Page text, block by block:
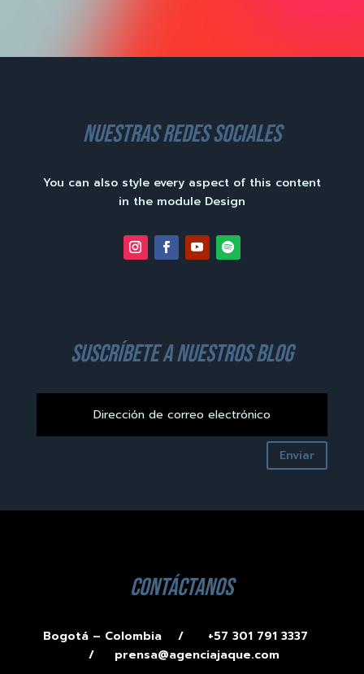
nuestras redes sociales
You can also style every aspect of this content
in the module Design
suscríbete a nuestros blog
Enviar
contáctanos
Bogotá – Colombia /
+57 301 791 3337
/ prensa@agenciajaque.com